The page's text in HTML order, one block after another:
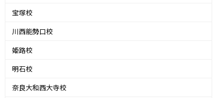
宝塚校
川西能勢口校
姫路校
明石校
奈良大和西大寺校